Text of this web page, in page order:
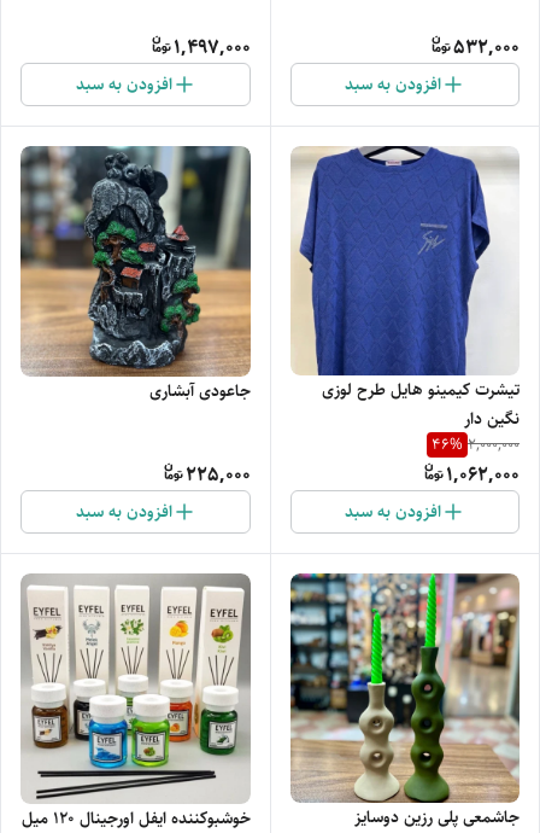
532,000
افزودن به سبد
1,497,000
افزودن به سبد
تیشرت کیمینو هایل طرح لوزی
نگین دار
2,000,000
46%
1,062,000
افزودن به سبد
جاعودی آبشاری
225,000
افزودن به سبد
جاشمعی پلی رزین دوسایز خوشبوکننده ایفل اورجینال 120 میل